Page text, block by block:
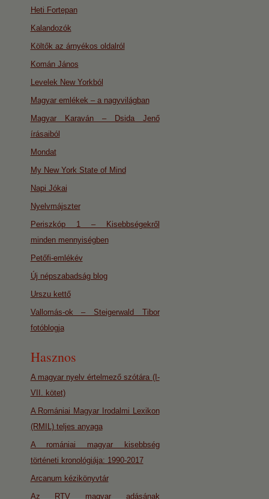
Heti Fortepan
Kalandozók
Költők az árnyékos oldalról
Komán János
Levelek New Yorkból
Magyar emlékek – a nagyvilágban
Magyar Karaván – Dsida Jenő
írásaiból
Mondat
My New York State of Mind
Napi Jókai
Nyelvmájszter
Periszkóp 1 – Kisebbségekről
minden mennyiségben
Petőfi-emlékév
Új népszabadság blog
Urszu kettő
Vallomás-ok – Steigerwald Tibor
fotóblogja
Hasznos
A magyar nyelv értelmező szótára (I-
VII. kötet)
A Romániai Magyar Irodalmi Lexikon
(RMIL) teljes anyaga
A romániai magyar kisebbség
történeti kronológiája: 1990-2017
Arcanum kézikönyvtár
Az RTV magyar adásának